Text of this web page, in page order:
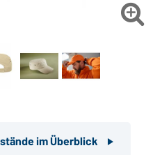

im Überblick